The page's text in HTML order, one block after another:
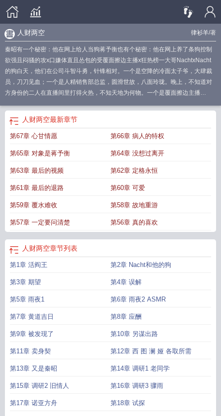
律衫羊/著
人财两空
秦昭有一个秘密：他在网上给人当狗蒋予衡也有个秘密：他在网上养了条狗控制
欲强且闷骚的攻x口嫌体直且怂包的受覆面擦边主播x狂热榜一大哥NachtxNacht
的狗白天，他们在公司斗智斗勇，针锋相对。一个是空降的冷面太子爷，大肆裁
员，刀刀见血；一个是人精销售部总监，圆滑世故，八面玲珑。晚上，不知道对
方身份的二人在直播间里打得火热，不知天地为何物。一个是覆面擦边主播
土。直到双方身份掉马——秦昭发现自己不仅悲催地爱上了老板，还真金白银地
给他打赏了三十万。蒋予衡表示：钱是我的，人也别想逃。最终，人财两空，却
心甘情愿。人财两空打一准确生肖 人财两空反义词财神爷做东朝西
层术后人财两空人财两空下一句是什么人财两空的经典句子
种类人财两空怎么解释 人财两空打一正确生肖 人财两空的拼音
了人财两空打一个生肖 人财两空是什么感觉重症胰腺炎进icu人财两空
空打一数字人财两空的同义词 人财两空造句人财两空什么意思
确生肖肝移植人财两空 人财两空是什么生肖人财两空是什么意思
音我让未婚妻人财两空人财两空是成语吗人财两空的病该不该治人财两空图
片大全大图人财两空是不是成语
空人财两空by律衫羊txt人财两空的反义词克罗恩到最后是不是都人财两空人
财两空的意思解释
人财两空暗示什么前空后空人财两空
空正确生肖 肺腺癌晚期人财两空 人财两空by律衫羊
人财两空最新章节
第67章 心甘情愿 第66章 病人的特权
第65章 对象是蒋予衡 第64章 没想过离开
第63章 最后的视频 第62章 定格永恒
第61章 最后的退路 第60章 可爱
第59章 覆水难收 第58章 故地重游
第57章 一定要问清楚 第56章 真的喜欢
人财两空章节列表
第1章 活阎王 第2章 Nacht和他的狗
第3章 期望 第4章 误解
第5章 雨夜1 第6章 雨夜2 ASMR
第7章 黄道吉日 第8章 应酬
第9章 被发现了 第10章 另谋出路
第11章 卖身契 第12章 西 图 澜 娅 各取所需
第13章 又是秦昭 第14章 调研1 老同学
第15章 调研2 旧情人 第16章 调研3 骤雨
第17章 诺亚方舟 第18章 试探